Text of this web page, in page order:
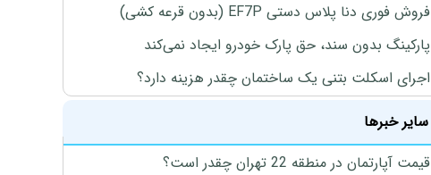
فروش فوری دنا پلاس دستی EF7P (بدون قرعه کشی)
پارکینگ بدون سند، حق پارک خودرو ایجاد نمی‌کند
اجرای اسکلت بتنی یک ساختمان چقدر هزینه دارد؟
سایر خبرها
قیمت آپارتمان در منطقه 22 تهران چقدر است؟